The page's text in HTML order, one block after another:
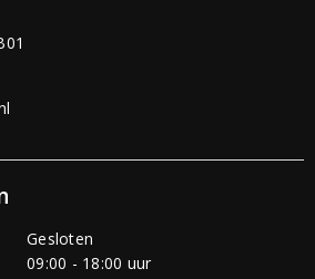
Gesloten
09:00 - 18:00 uur